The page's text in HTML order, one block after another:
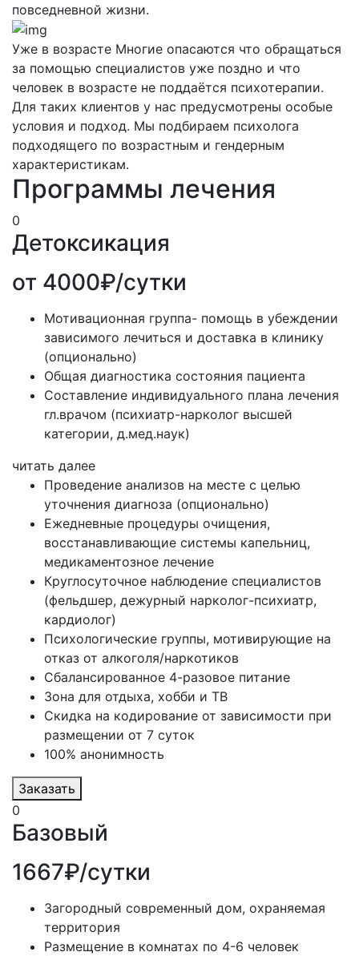
повседневной жизни.
Уже в возрасте Многие опасаются что обращаться
за помощью специалистов уже поздно и что
человек в возрасте не поддаётся психотерапии.
Для таких клиентов у нас предусмотрены особые
условия и подход. Мы подбираем психолога
подходящего по возрастным и гендерным
характеристикам.
Программы лечения
0
Детоксикация
от 4000₽/сутки
Мотивационная группа- помощь в убеждении
зависимого лечиться и доставка в клинику
(опционально)
Общая диагностика состояния пациента
Составление индивидуального плана лечения
гл.врачом (психиатр-нарколог высшей
категории, д.мед.наук)
читать далее
Проведение анализов на месте с целью
уточнения диагноза (опционально)
Ежедневные процедуры очищения,
восстанавливающие системы капельниц,
медикаментозное лечение
Круглосуточное наблюдение специалистов
(фельдшер, дежурный нарколог-психиатр,
кардиолог)
Психологические группы, мотивирующие на
отказ от алкоголя/наркотиков
Сбалансированное 4-разовое питание
Зона для отдыха, хобби и ТВ
Скидка на кодирование от зависимости при
размещении от 7 суток
100% анонимность
Заказать
0
Базовый
1667₽/сутки
Загородный современный дом, охраняемая
территория
Размещение в комнатах по 4-6 человек